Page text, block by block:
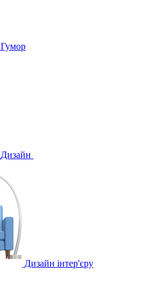
Гумор
Дизайн
Дизайн інтер'єру